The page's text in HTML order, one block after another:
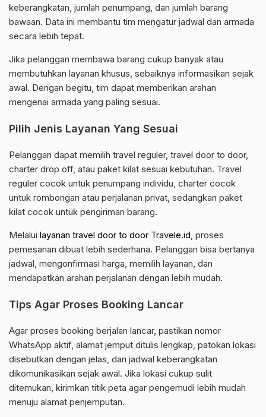
keberangkatan, jumlah penumpang, dan jumlah barang
bawaan. Data ini membantu tim mengatur jadwal dan armada
secara lebih tepat.
Jika pelanggan membawa barang cukup banyak atau
membutuhkan layanan khusus, sebaiknya informasikan sejak
awal. Dengan begitu, tim dapat memberikan arahan
mengenai armada yang paling sesuai.
Pilih Jenis Layanan Yang Sesuai
Pelanggan dapat memilih travel reguler, travel door to door,
charter drop off, atau paket kilat sesuai kebutuhan. Travel
reguler cocok untuk penumpang individu, charter cocok
untuk rombongan atau perjalanan privat, sedangkan paket
kilat cocok untuk pengiriman barang.
Melalui layanan travel door to door Travele.id, proses
pemesanan dibuat lebih sederhana. Pelanggan bisa bertanya
jadwal, mengonfirmasi harga, memilih layanan, dan
mendapatkan arahan perjalanan dengan lebih mudah.
Tips Agar Proses Booking Lancar
Agar proses booking berjalan lancar, pastikan nomor
WhatsApp aktif, alamat jemput ditulis lengkap, patokan lokasi
disebutkan dengan jelas, dan jadwal keberangkatan
dikomunikasikan sejak awal. Jika lokasi cukup sulit
ditemukan, kirimkan titik peta agar pengemudi lebih mudah
menuju alamat penjemputan.